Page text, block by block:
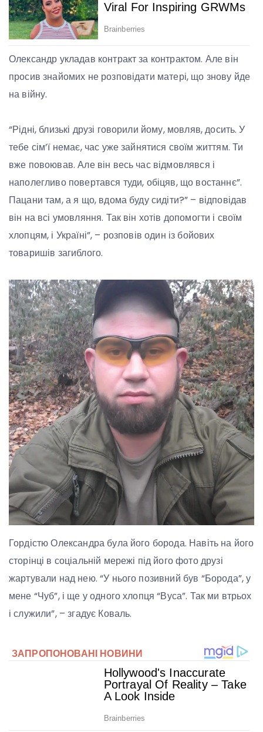
Олександр укладав контракт за контрактом. Але він
просив знайомих не розповідати матері, що знову йде
на війну.
“Рідні, близькі друзі говорили йому, мовляв, досить. У
тебе сім’ї немає, час уже зайнятися своїм життям. Ти
вже повоював. Але він весь час відмовлявся і
наполегливо повертався туди, обіцяв, що востаннє”.
Пацани там, а я що, вдома буду сидіти?” – відповідав
він на всі умовляння. Так він хотів допомогти і своїм
хлопцям, і Україні”, – розповів один із бойових
товаришів загиблого.
Гордістю Олександра була його борода. Навіть на його
сторінці в соціальній мережі під його фото друзі
жартували над нею. “У нього позивний був “Борода”, у
мене “Чуб”, і ще у одного хлопця “Вуса”. Так ми втрьох
і служили”, – згадує Коваль.